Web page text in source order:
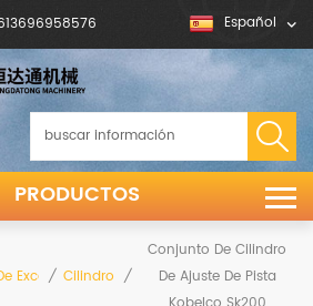
Español
PRODUCTOS
Excavadoras Y Excavadoras
/ Cilindro De Ajuste
/
Conjunto De Cilindro
De Ajuste De Pista